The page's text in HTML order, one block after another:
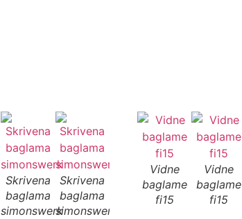
Skrivena
baglama
simonswerk
Skrivena
baglama
simonswerk
Skrivena
baglama
simonswerk
Skrivena
baglama
Vidne
baglame
fi15
Vidne
baglame
fi15